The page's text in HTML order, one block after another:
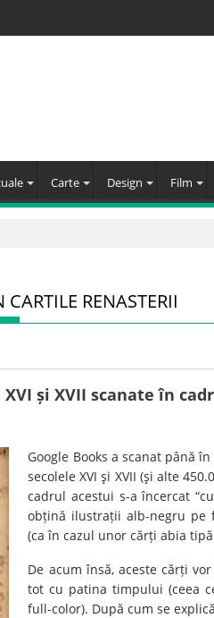
Carte Design Film
RENASTERII
și XVII scanate în
Google Books a scanat până
secolele XVI şi XVII (şi alte
cadrul acestui s-a încercat
obțină ilustrații alb-negru
(ca în cazul unor cărți abia
De acum însă, aceste cărți
tot cu patina timpului (ceea
full-color). După cum se